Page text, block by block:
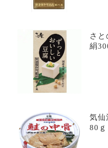
さ
絹
気
80ｇ